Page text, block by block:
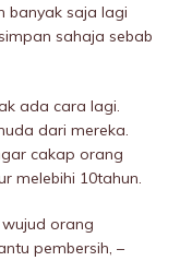
banyak saja lagi
sahaja sebab
ada cara lagi.
dari mereka.
cakap orang
melebihi 10tahun.
orang
pembersih, –